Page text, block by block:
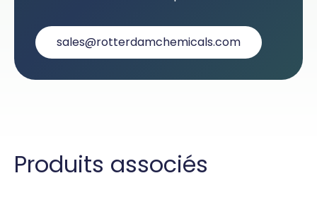
sales@rotterdamchemicals.com
Produits associés